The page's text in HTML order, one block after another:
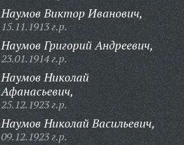
Наумов Виктор Иванович,
15.11.1913 г.р.
Наумов Григорий Андреевич,
23.01.1914 г.р.
Наумов Николай
Афанасьевич,
25.12.1923 г.р.
Наумов Николай Васильевич,
09.12.1923 г.р.